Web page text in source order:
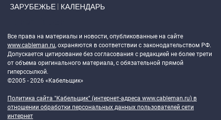
ЗАРУБЕЖЬЕ КАЛЕНДАРЬ
Все права на материалы и новости, опубликованные на сайте
www.cableman.ru, охраняются в соответствии с законодательством РФ.
Допускается цитирование без согласования с редакцией не более трети
от объема оригинального материала, с обязательной прямой
гиперссылкой.
©2005 - 2026 «Кабельщик»
Политика сайта "Кабельщик" (интернет-адреса www.cableman.ru) в
отношении обработки персональных данных пользователей сети
интернет